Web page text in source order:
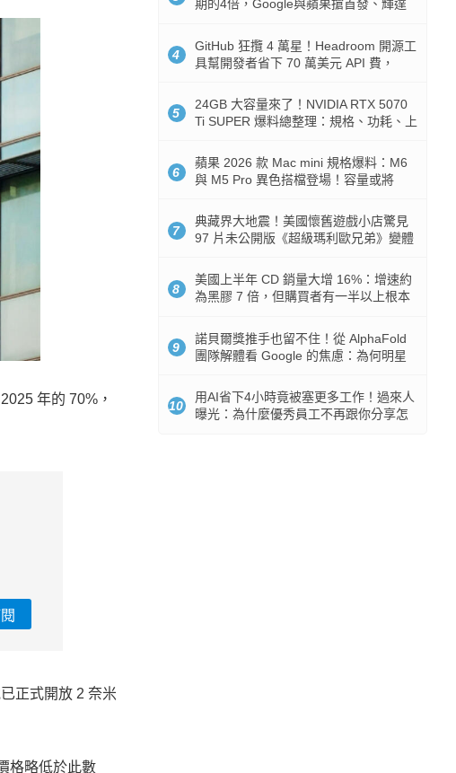
年的 70%，
正式開放 2 奈米
格略低於此數
期的4倍，Google與蘋果搶首發、輝達
4
GitHub 狂攬 4 萬星！Headroom 開源工
具幫開發者省下 70 萬美元 API 費，
5
24GB 大容量來了！NVIDIA RTX 5070
Ti SUPER 爆料總整理：規格、功耗、上
6
蘋果 2026 款 Mac mini 規格爆料：M6
與 M5 Pro 異色搭檔登場！容量或將
7
典藏界大地震！美國懷舊遊戲小店驚見
97 片未公開版《超級瑪利歐兄弟》變體
8
美國上半年 CD 銷量大增 16%：增速約
為黑膠 7 倍，但購買者有一半以上根本
9
諾貝爾獎推手也留不住！從 AlphaFold
團隊解體看 Google 的焦慮：為何明星
10
用AI省下4小時竟被塞更多工作！過來人
曝光：為什麼優秀員工不再跟你分享怎